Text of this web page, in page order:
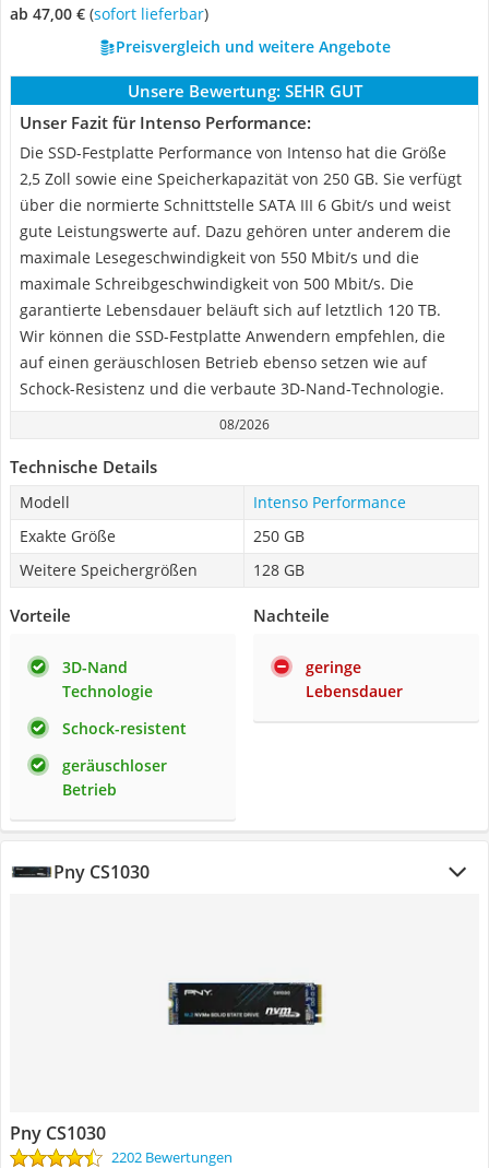
ab 47,00 € ( Sofort lieferbar)
Preisvergleich und weitere Angebote
Unsere Bewertung: SEHR GUT
Unser Fazit für Intenso Performance:
Die SSD-Festplatte Performance von Intenso hat die Größe
2,5 Zoll sowie eine Speicherkapazität von 250 GB. Sie verfügt
über die normierte Schnittstelle SATA III 6 Gbit/s und weist
gute Leistungswerte auf. Dazu gehören unter anderem die
maximale Lesegeschwindigkeit von 550 Mbit/s und die
maximale Schreibgeschwindigkeit von 500 Mbit/s. Die
garantierte Lebensdauer beläuft sich auf letztlich 120 TB.
Wir können die SSD-Festplatte Anwendern empfehlen, die
auf einen geräuschlosen Betrieb ebenso setzen wie auf
Schock-Resistenz und die verbaute 3D-Nand-Technologie.
08/2026
Technische Details
Modell
Intenso Performance
Exakte Größe
250 GB
Weitere Speichergrößen
128 GB
Vorteile
3D-Nand
Technologie
Schock-resistent
geräuschloser
Betrieb
Nachteile
geringe
Lebensdauer
Pny CS1030
Pny CS1030
2202 Bewertungen